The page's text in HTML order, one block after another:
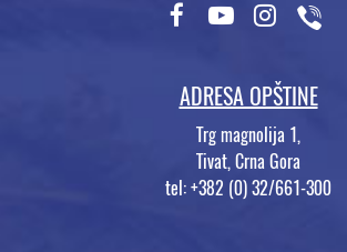
ADRESA OPŠTINE
Trg magnolija 1,
Tivat, Crna Gora
tel: +382 (0) 32/661-300